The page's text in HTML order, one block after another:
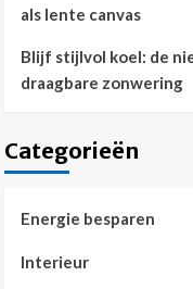
als lente canvas
Blijf stijlvol koel: de
draagbare zonwering
Categorieën
Energie besparen
Interieur